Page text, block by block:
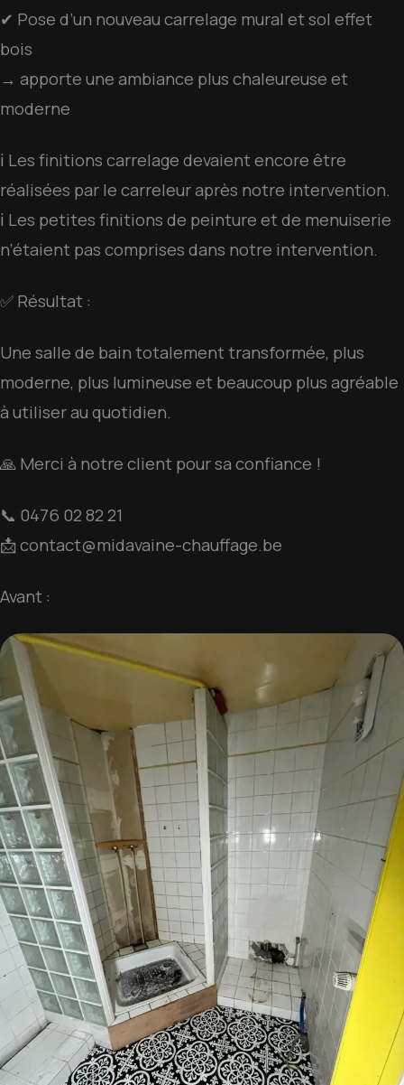
✔ Pose d’un nouveau carrelage mural et sol effet
bois
→ apporte une ambiance plus chaleureuse et
moderne
ℹ️ Les finitions carrelage devaient encore être
réalisées par le carreleur après notre intervention.
ℹ️ Les petites finitions de peinture et de menuiserie
n’étaient pas comprises dans notre intervention.
✅ Résultat :
Une salle de bain totalement transformée, plus
moderne, plus lumineuse et beaucoup plus agréable
à utiliser au quotidien.
🙏 Merci à notre client pour sa confiance !
📞 0476 02 82 21
📩contact@midavaine-chauffage.be
Avant :